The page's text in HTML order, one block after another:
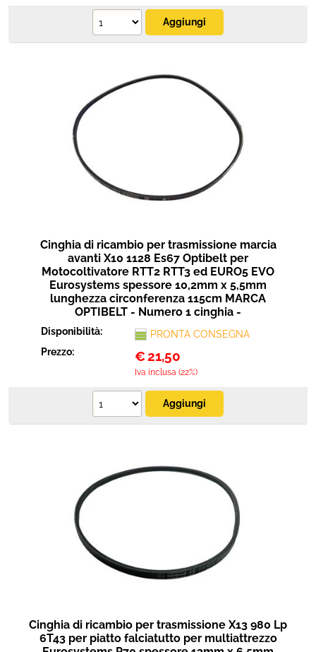
Cinghia di ricambio per trasmissione marcia
avanti X10 1128 Es67 Optibelt per
Motocoltivatore RTT2 RTT3 ed EURO5 EVO
Eurosystems spessore 10,2mm x 5,5mm
lunghezza circonferenza 115cm MARCA
OPTIBELT - Numero 1 cinghia -
Disponibilità:
PRONTA CONSEGNA
Prezzo:
€21,50
Iva inclusa (22%)
Cinghia di ricambio per trasmissione X13 980 Lp
6T43 per piatto falciatutto per multiattrezzo